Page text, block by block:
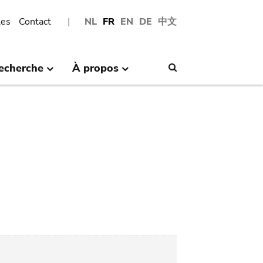
NL FR EN DE 中文
Contact
À propos